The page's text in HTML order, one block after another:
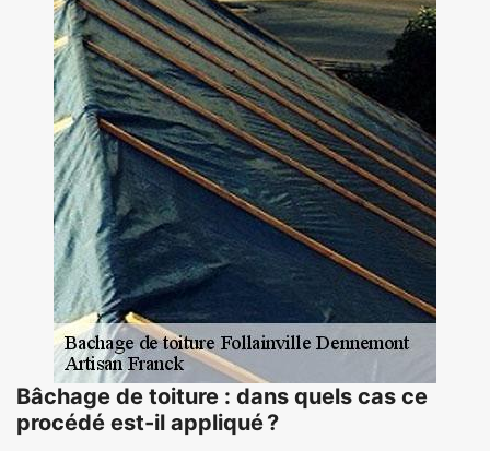
Bâchage de toiture : dans quels cas ce
procédé est-il appliqué ?